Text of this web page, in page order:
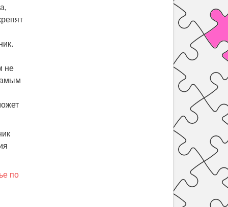
не
по